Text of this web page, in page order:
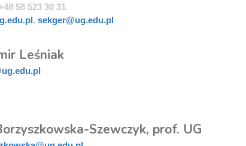
58 523 30 31
, sekger@ug.edu.pl
Leśniak
Szewczyk, prof. UG